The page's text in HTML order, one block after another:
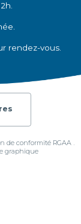
rendez-vous.
de conformité RGAA
graphique